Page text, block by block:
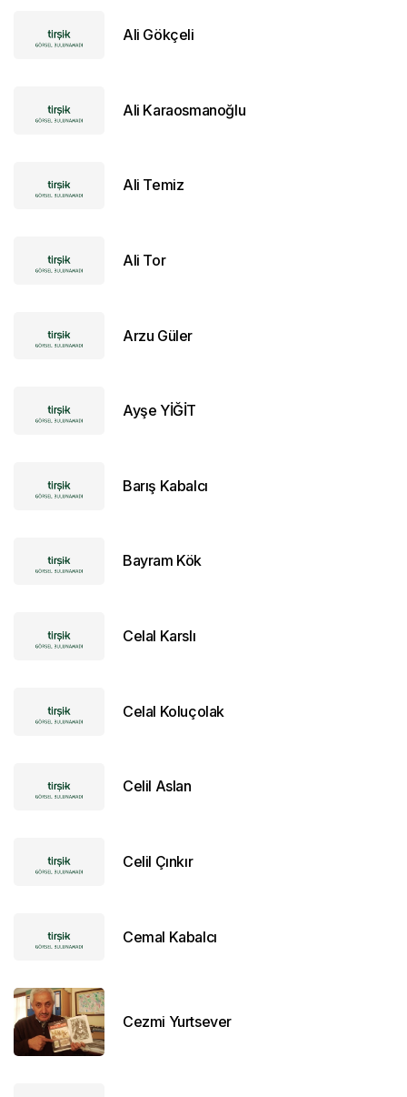
Ali Gökçeli
Ali Karaosmanoğlu
Ali Temiz
Ali Tor
Arzu Güler
Ayşe YİĞİT
Barış Kabalcı
Bayram Kök
Celal Karslı
Celal Koluçolak
Celil Aslan
Celil Çınkır
Cemal Kabalcı
Cezmi Yurtsever